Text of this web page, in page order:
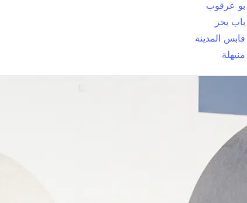
بو عرقوب
باب بحر
قابس المدينة
منيهلة